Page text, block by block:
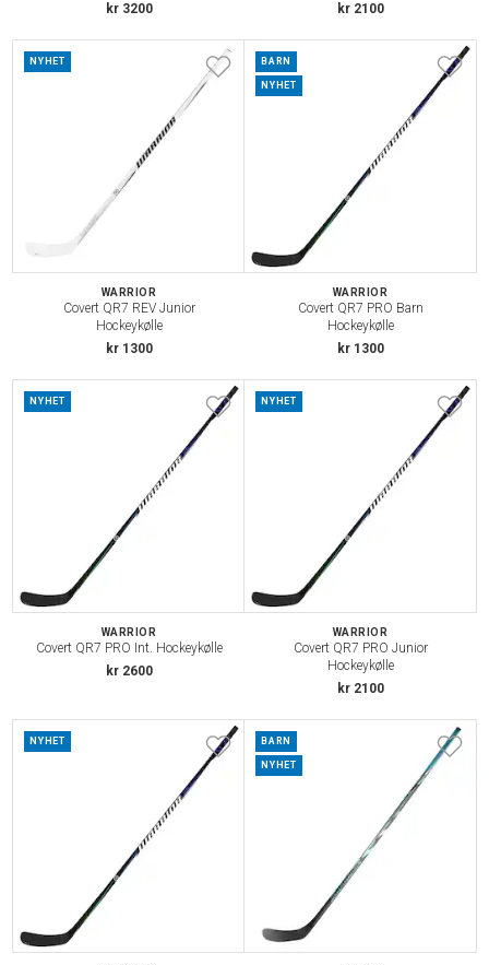
kr 3200
kr 2100
NYHET
WARRIOR
Covert QR7 REV Junior
Hockeykølle
kr 1300
BARN
NYHET
WARRIOR
Covert QR7 PRO Barn
Hockeykølle
kr 1300
NYHET
WARRIOR
Covert QR7 PRO Int. Hockeykølle
kr 2600
NYHET
WARRIOR
Covert QR7 PRO Junior
Hockeykølle
kr 2100
NYHET BARN
NYHET